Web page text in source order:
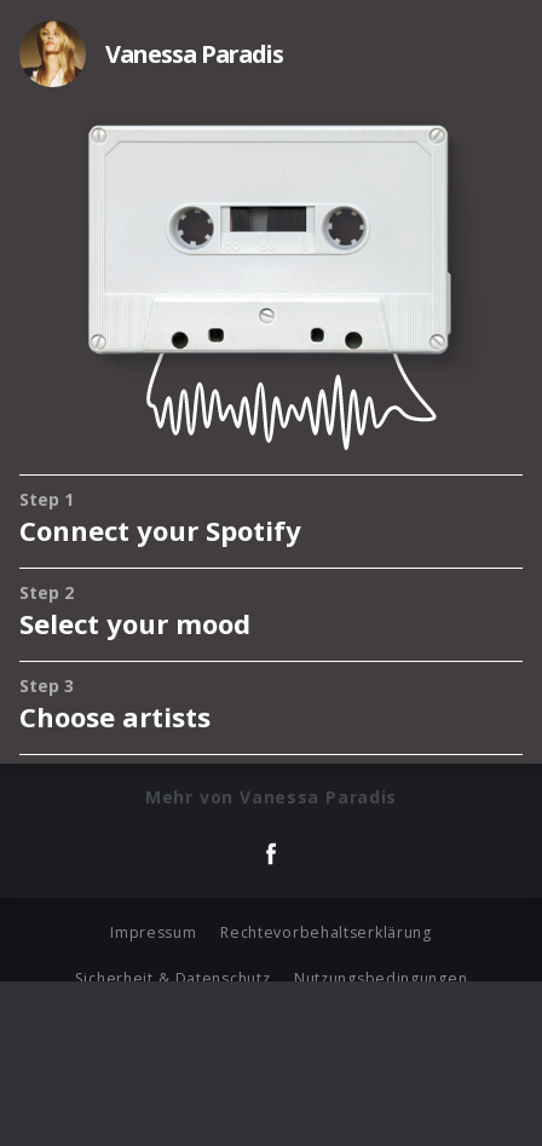
Mehr von Vanessa Paradis
Impressum Rechtevorbehaltserklärung
Sicherheit & Datenschutz Nutzungsbedingungen